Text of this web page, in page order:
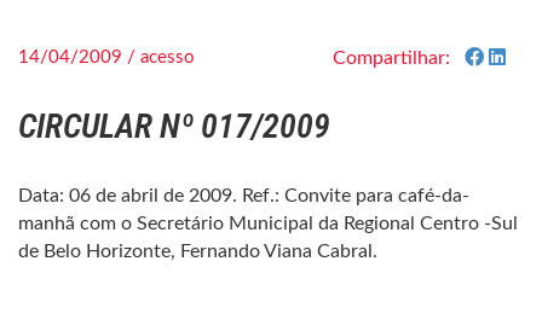
14/04/2009 / acesso Compartilhar:
CIRCULAR Nº 017/2009
Data: 06 de abril de 2009. Ref.: Convite para café-da-
manhã com o Secretário Municipal da Regional Centro -Sul
de Belo Horizonte, Fernando Viana Cabral.